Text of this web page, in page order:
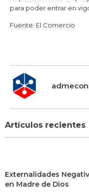
para poder entrar en
Fuente: El Comercio
Artículos recientes
Externalidades
en Madre de Dios